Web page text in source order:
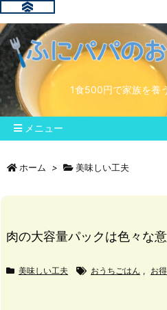
1食500円で家族を養
メニュー
ホーム > 美味しい工夫
肉の大容量パックは色々な
美味しい工夫 おうちごはん , お得